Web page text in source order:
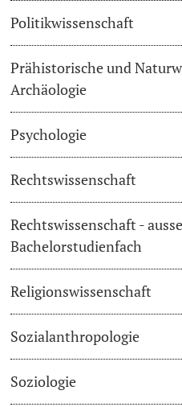
Politikwissenschaft
Prähistorische und
Archäologie
Psychologie
Rechtswissenschaft
Rechtswissenschaft -
Bachelorstudienfach
Religionswissenschaft
Sozialanthropologie
Soziologie